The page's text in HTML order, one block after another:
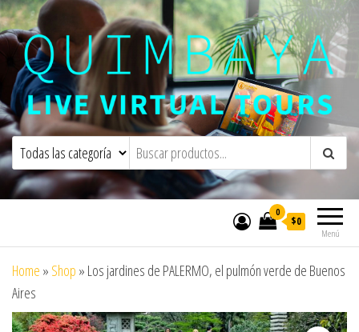
Quimbaya Virtual ToursLive Interactive Virtual Tours and
Menú
0
$0
Home » Shop » Los jardines de PALERMO, el pulmón verde de Buenos
Aires